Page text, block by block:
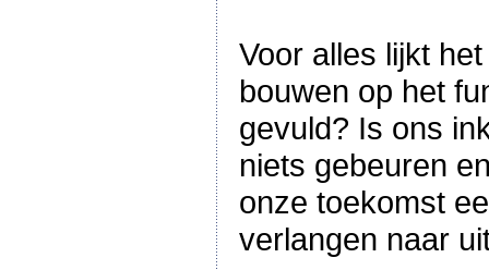
Voor alles lijkt
bouwen op het
gevuld? Is ons
niets gebeuren
onze toekomst
verlangen naar